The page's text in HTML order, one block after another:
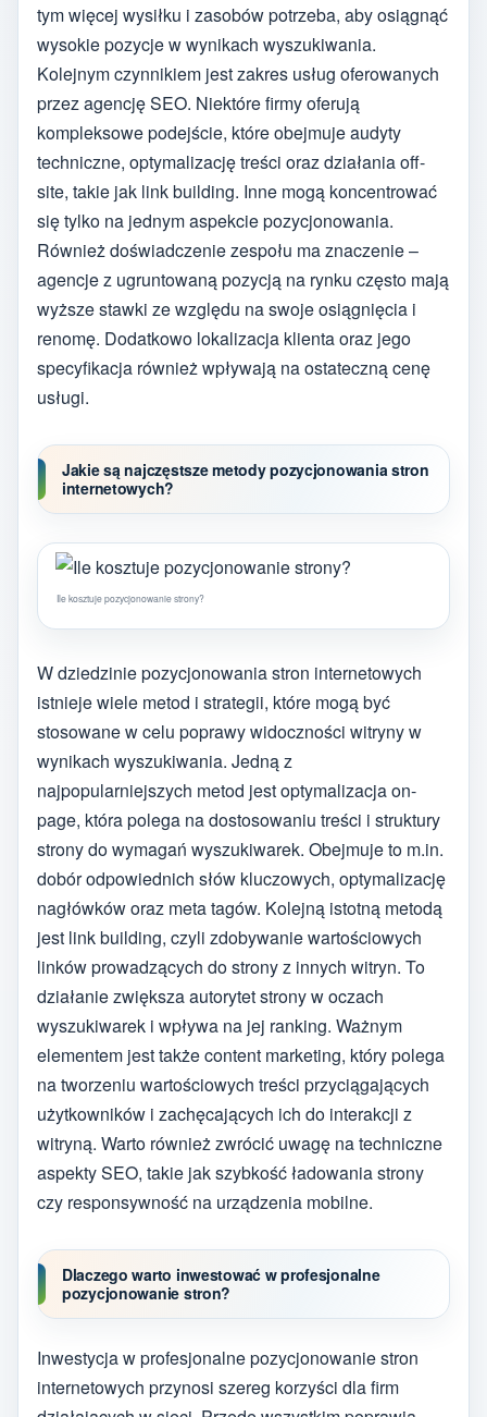
tym więcej wysiłku i zasobów potrzeba, aby osiągnąć
wysokie pozycje w wynikach wyszukiwania.
Kolejnym czynnikiem jest zakres usług oferowanych
przez agencję SEO. Niektóre firmy oferują
kompleksowe podejście, które obejmuje audyty
techniczne, optymalizację treści oraz działania off-
site, takie jak link building. Inne mogą koncentrować
się tylko na jednym aspekcie pozycjonowania.
Również doświadczenie zespołu ma znaczenie –
agencje z ugruntowaną pozycją na rynku często mają
wyższe stawki ze względu na swoje osiągnięcia i
renomę. Dodatkowo lokalizacja klienta oraz jego
specyfikacja również wpływają na ostateczną cenę
usługi.
Jakie są najczęstsze metody pozycjonowania stron
internetowych?
Ile kosztuje pozycjonowanie strony?
W dziedzinie pozycjonowania stron internetowych
istnieje wiele metod i strategii, które mogą być
stosowane w celu poprawy widoczności witryny w
wynikach wyszukiwania. Jedną z
najpopularniejszych metod jest optymalizacja on-
page, która polega na dostosowaniu treści i struktury
strony do wymagań wyszukiwarek. Obejmuje to m.in.
dobór odpowiednich słów kluczowych, optymalizację
nagłówków oraz meta tagów. Kolejną istotną metodą
jest link building, czyli zdobywanie wartościowych
linków prowadzących do strony z innych witryn. To
działanie zwiększa autorytet strony w oczach
wyszukiwarek i wpływa na jej ranking. Ważnym
elementem jest także content marketing, który polega
na tworzeniu wartościowych treści przyciągających
użytkowników i zachęcających ich do interakcji z
witryną. Warto również zwrócić uwagę na techniczne
aspekty SEO, takie jak szybkość ładowania strony
czy responsywność na urządzenia mobilne.
Dlaczego warto inwestować w profesjonalne
pozycjonowanie stron?
Inwestycja w profesjonalne pozycjonowanie stron
internetowych przynosi szereg korzyści dla firm